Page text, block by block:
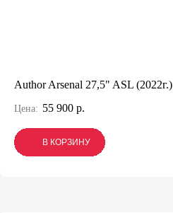
Author Arsenal 27,5" ASL (2022г.)
Цена: 55 900 р.
В КОРЗИНУ
В КОРЗИНУ
В КОРЗИНУ